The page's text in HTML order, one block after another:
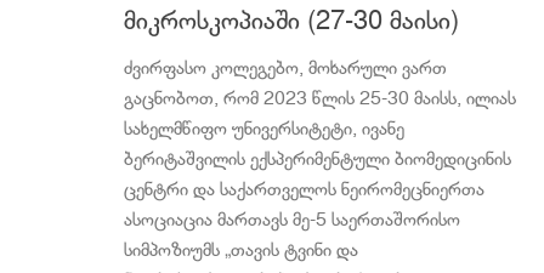
მიკროსკოპიაში (27-30 მაისი)
ძვირფასო კოლეგებო, მოხარული ვართ
გაცნობოთ, რომ 2023 წლის 25-30 მაისს, ილიას
სახელმწიფო უნივერსიტეტი, ივანე
ბერიტაშვილის ექსპერიმენტული ბიომედიცინის
ცენტრი და საქართველოს ნეირომეცნიერთა
ასოციაცია მართავს მე-5 საერთაშორისო
სიმპოზიუმს „თავის ტვინი და